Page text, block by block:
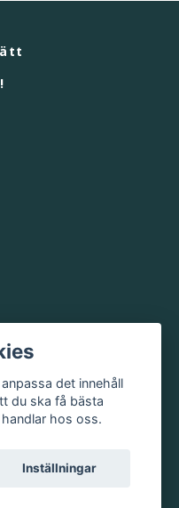
det innehåll
du ska få bästa
hos oss.
Inställningar